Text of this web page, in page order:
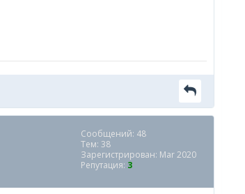
Сообщений: 48
Тем: 38
Зарегистрирован: Mar 2020
Репутация: 3